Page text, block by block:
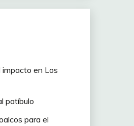
impacto en Los
patíbulo
para el